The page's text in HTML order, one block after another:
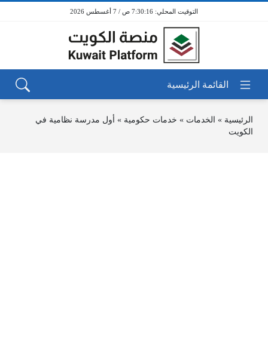
7:30:16 ص / 7 أغسطس 2026
الرئيسية » الخدمات » خدمات حكومية » أول مدرسة نظامية في
الكويت